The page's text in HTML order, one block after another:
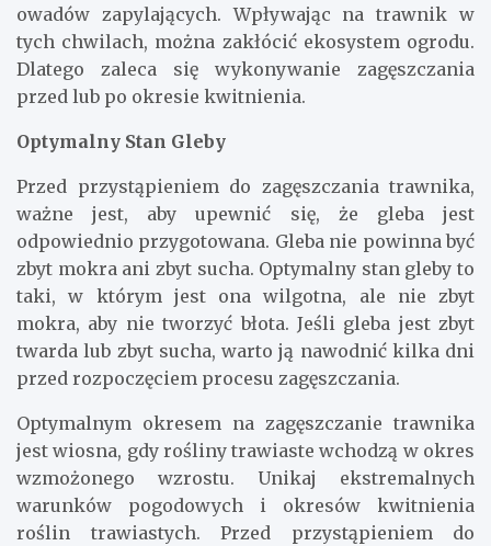
owadów zapylających. Wpływając na trawnik w
tych chwilach, można zakłócić ekosystem ogrodu.
Dlatego zaleca się wykonywanie zagęszczania
przed lub po okresie kwitnienia.
Optymalny Stan Gleby
Przed przystąpieniem do zagęszczania trawnika,
ważne jest, aby upewnić się, że gleba jest
odpowiednio przygotowana. Gleba nie powinna być
zbyt mokra ani zbyt sucha. Optymalny stan gleby to
taki, w którym jest ona wilgotna, ale nie zbyt
mokra, aby nie tworzyć błota. Jeśli gleba jest zbyt
twarda lub zbyt sucha, warto ją nawodnić kilka dni
przed rozpoczęciem procesu zagęszczania.
Optymalnym okresem na zagęszczanie trawnika
jest wiosna, gdy rośliny trawiaste wchodzą w okres
wzmożonego wzrostu. Unikaj ekstremalnych
warunków pogodowych i okresów kwitnienia
roślin trawiastych. Przed przystąpieniem do